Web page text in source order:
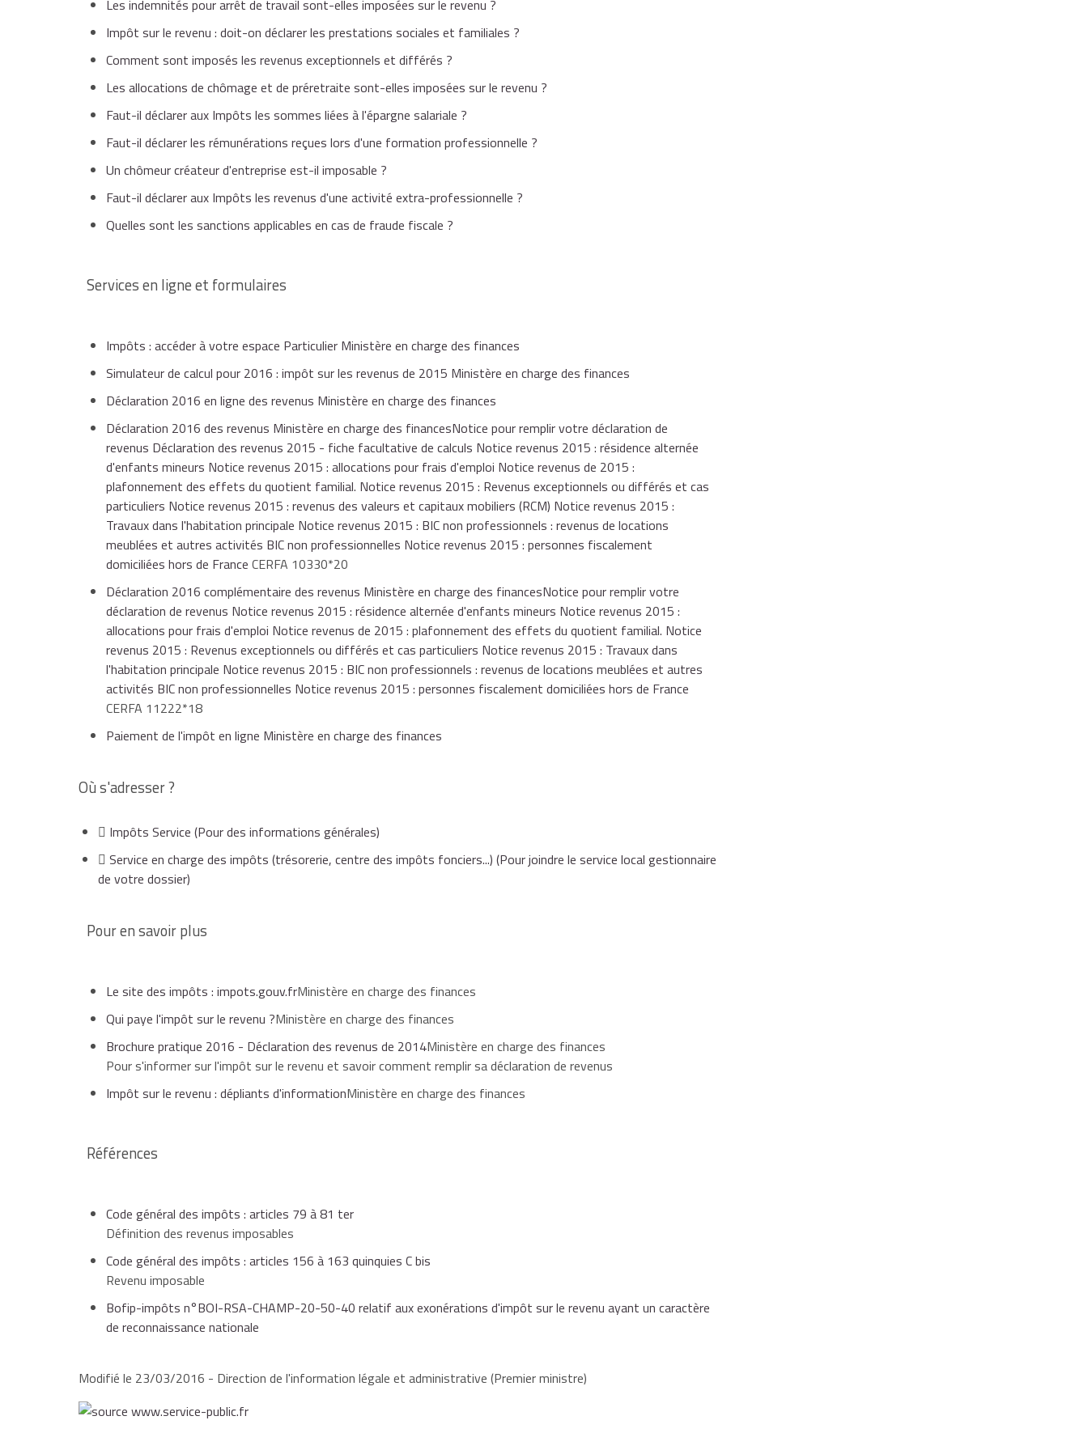
Pour effectuer votredéclaration de revenus, vous pouvez consulter les documents suivants :
Notice explicative
Brochure pratique de l'impôt sur le revenu
Dépliants d'information
Si un montant pré-rempli est inexact, vous devez le corriger.
Les indemnités pour arrêt de travail sont-elles imposées sur le revenu ?
Impôt sur le revenu : doit-on déclarer les prestations sociales et familiales ?
Comment sont imposés les revenus exceptionnels et différés ?
Les allocations de chômage et de préretraite sont-elles imposées sur le revenu ?
Faut-il déclarer aux Impôts les sommes liées à l'épargne salariale ?
Faut-il déclarer les rémunérations reçues lors d'une formation professionnelle ?
Un chômeur créateur d'entreprise est-il imposable ?
Faut-il déclarer aux Impôts les revenus d'une activité extra-professionnelle ?
Quelles sont les sanctions applicables en cas de fraude fiscale ?
Services en ligne et formulaires
Impôts : accéder à votre espace Particulier Ministère en charge des finances
Simulateur de calcul pour 2016 : impôt sur les revenus de 2015 Ministère en charge des finances
Déclaration 2016 en ligne des revenus Ministère en charge des finances
Déclaration 2016 des revenus Ministère en charge des financesNotice pour remplir votre déclaration de
revenus Déclaration des revenus 2015 - fiche facultative de calculs Notice revenus 2015 : résidence alternée
d'enfants mineurs Notice revenus 2015 : allocations pour frais d'emploi Notice revenus de 2015 :
plafonnement des effets du quotient familial. Notice revenus 2015 : Revenus exceptionnels ou différés et cas
particuliers Notice revenus 2015 : revenus des valeurs et capitaux mobiliers (RCM) Notice revenus 2015 :
Travaux dans l'habitation principale Notice revenus 2015 : BIC non professionnels : revenus de locations
meublées et autres activités BIC non professionnelles Notice revenus 2015 : personnes fiscalement
domiciliées hors de France CERFA 10330*20
Déclaration 2016 complémentaire des revenus Ministère en charge des financesNotice pour remplir votre
déclaration de revenus Notice revenus 2015 : résidence alternée d'enfants mineurs Notice revenus 2015 :
allocations pour frais d'emploi Notice revenus de 2015 : plafonnement des effets du quotient familial. Notice
revenus 2015 : Revenus exceptionnels ou différés et cas particuliers Notice revenus 2015 : Travaux dans
l'habitation principale Notice revenus 2015 : BIC non professionnels : revenus de locations meublées et autres
activités BIC non professionnelles Notice revenus 2015 : personnes fiscalement domiciliées hors de France
CERFA 11222*18
Paiement de l'impôt en ligne Ministère en charge des finances
Où s'adresser ?
Impôts Service (Pour des informations générales)
Service en charge des impôts (trésorerie, centre des impôts fonciers...) (Pour joindre le service local gestionnaire
de votre dossier)
Pour en savoir plus
Le site des impôts : impots.gouv.frMinistère en charge des finances
Qui paye l'impôt sur le revenu ?Ministère en charge des finances
Brochure pratique 2016 - Déclaration des revenus de 2014Ministère en charge des finances
Pour s'informer sur l'impôt sur le revenu et savoir comment remplir sa déclaration de revenus
Impôt sur le revenu : dépliants d'informationMinistère en charge des finances
Références
Code général des impôts : articles 79 à 81 ter
Définition des revenus imposables
Code général des impôts : articles 156 à 163 quinquies C bis
Revenu imposable
Bofip-impôts n°BOI-RSA-CHAMP-20-50-40 relatif aux exonérations d'impôt sur le revenu ayant un caractère
de reconnaissance nationale
Modifié le 23/03/2016 - Direction de l'information légale et administrative (Premier ministre)